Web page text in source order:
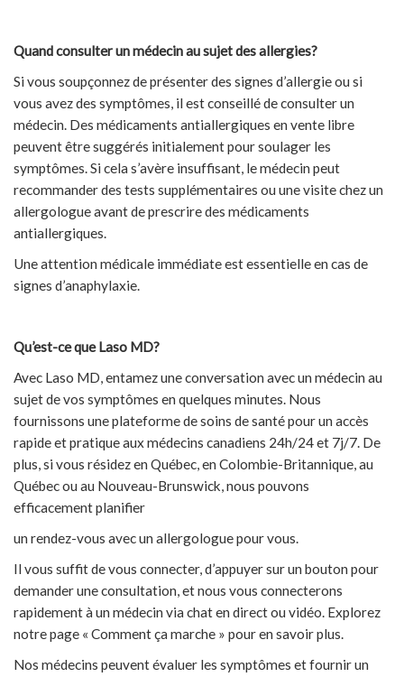
Quand consulter un médecin au sujet des allergies?
Si vous soupçonnez de présenter des signes d’allergie ou si
vous avez des symptômes, il est conseillé de consulter un
médecin. Des médicaments antiallergiques en vente libre
peuvent être suggérés initialement pour soulager les
symptômes. Si cela s’avère insuffisant, le médecin peut
recommander des tests supplémentaires ou une visite chez un
allergologue avant de prescrire des médicaments
antiallergiques.
Une attention médicale immédiate est essentielle en cas de
signes d’anaphylaxie.
Qu’est-ce que Laso MD?
Avec Laso MD, entamez une conversation avec un médecin au
sujet de vos symptômes en quelques minutes. Nous
fournissons une plateforme de soins de santé pour un accès
rapide et pratique aux médecins canadiens 24h/24 et 7j/7. De
plus, si vous résidez en Québec, en Colombie-Britannique, au
Québec ou au Nouveau-Brunswick, nous pouvons
efficacement planifier
un rendez-vous avec un allergologue pour vous.
Il vous suffit de vous connecter, d’appuyer sur un bouton pour
demander une consultation, et nous vous connecterons
rapidement à un médecin via chat en direct ou vidéo. Explorez
notre page « Comment ça marche » pour en savoir plus.
Nos médecins peuvent évaluer les symptômes et fournir un